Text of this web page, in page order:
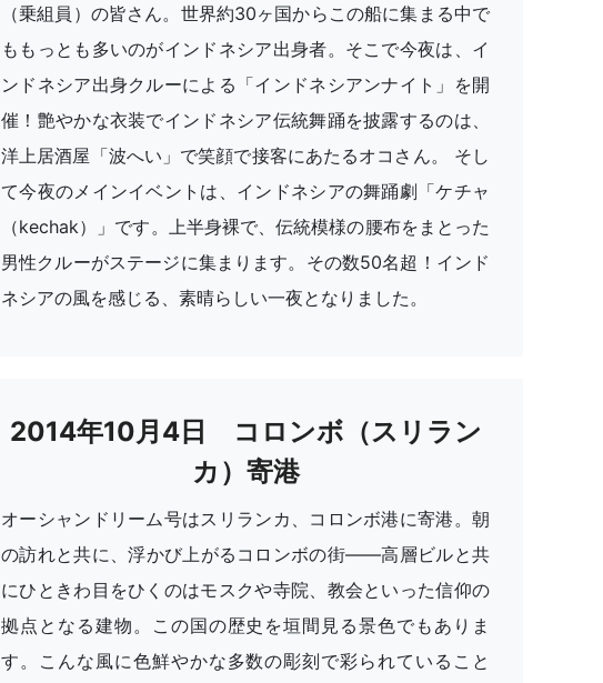
（乗組員）の皆さん。世界約30ヶ国からこの船に集まる中で
ももっとも多いのがインドネシア出身者。そこで今夜は、イ
ンドネシア出身クルーによる「インドネシアンナイト」を開
催！艶やかな衣装でインドネシア伝統舞踊を披露するのは、
洋上居酒屋「波へい」で笑顔で接客にあたるオコさん。 そし
て今夜のメインイベントは、インドネシアの舞踊劇「ケチャ
（kechak）」です。上半身裸で、伝統模様の腰布をまとった
男性クルーがステージに集まります。その数50名超！インド
ネシアの風を感じる、素晴らしい一夜となりました。
2014年10月4日 コロンボ（スリラン
カ）寄港
オーシャンドリーム号はスリランカ、コロンボ港に寄港。朝
の訪れと共に、浮かび上がるコロンボの街——高層ビルと共
にひときわ目をひくのはモスクや寺院、教会といった信仰の
拠点となる建物。この国の歴史を垣間見る景色でもありま
す。こんな風に色鮮やかな多数の彫刻で彩られていること